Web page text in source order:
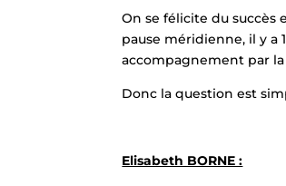
On se félicite du succès
pause méridienne, il y a
accompagnement par
Donc la question est
Elisabeth BORNE :